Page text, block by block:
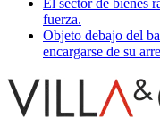
fuerza.
Objeto debajo del
encargarse de su